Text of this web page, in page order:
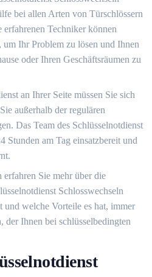
bei allen Arten von Türschlössern
erfahrenen Techniker können
Ihr Problem zu lösen und Ihnen
oder Ihren Geschäftsräumen zu
an Ihrer Seite müssen Sie sich
außerhalb der regulären
Das Team des Schlüsselnotdienst
Stunden am Tag einsatzbereit und
Sie mehr über die
Schlosswechseln
und welche Vorteile es hat, immer
der Ihnen bei schlüsselbedingten